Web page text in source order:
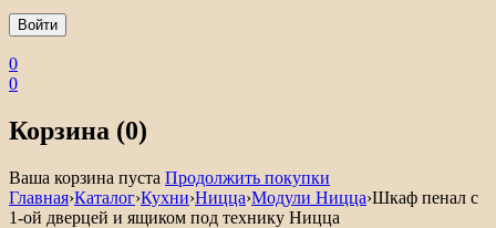
0
0
Корзина (0)
Ваша корзина пуста Продолжить покупки
Главная›Каталог›Кухни›Ницца›Модули Ницца›Шкаф пенал с
1-ой дверцей и ящиком под технику Ницца